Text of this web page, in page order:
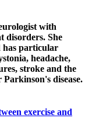
with
disorders. She
has particular
headache,
stroke and the
disease.
exercise and